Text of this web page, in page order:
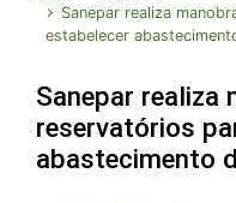
Sanepar realiza
estabelecer
Sanepar realiza
reservatórios
abastecimento